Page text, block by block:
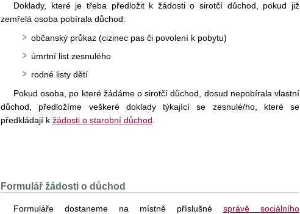
Doklady, které je třeba předložit k žádosti o sirotčí důchod, pokud již
zemřelá osoba pobírala důchod:
občanský průkaz (cizinec pas či povolení k pobytu)
úmrtní list zesnulého
rodné listy dětí
Pokud osoba, po které žádáme o sirotčí důchod, dosud nepobírala vlastní
důchod, předložíme veškeré doklady týkající se zesnulé/ho, které se
předkládají k žádosti o starobní důchod
Formulář žádosti o důchod
Formuláře dostaneme na místně příslušné správě sociálního